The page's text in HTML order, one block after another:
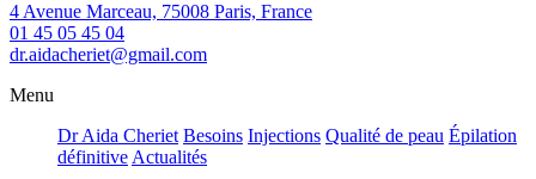
4 Avenue Marceau, 75008 Paris, France
01 45 05 45 04
dr.aidacheriet@gmail.com
Menu
Dr Aida Cheriet Besoins Injections Qualité de peau Épilation
définitiveActualités